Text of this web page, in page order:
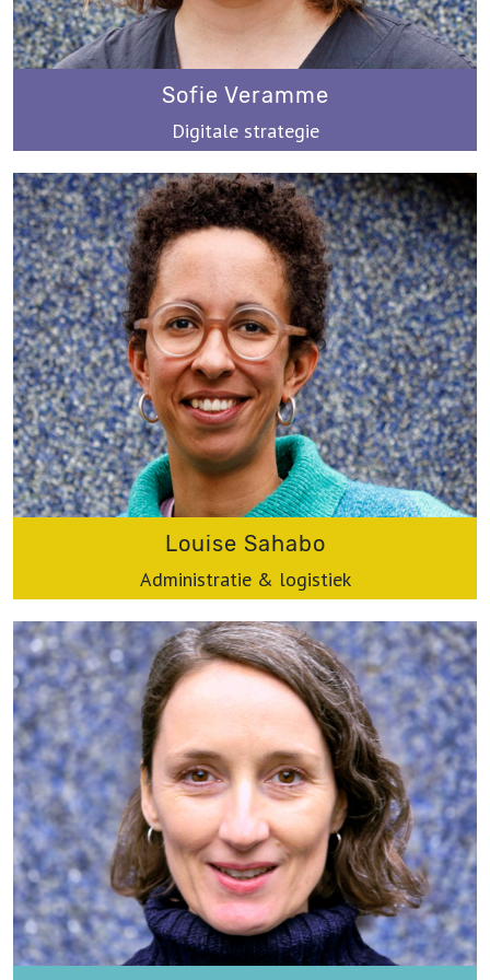
Sofie Veramme
Digitale strategie
sofie@werkplaatsimmaterieelerfgoed.be
Louise Sahabo
Administratie & logistiek
louise@werkplaatsimmaterieelerfgoed.be